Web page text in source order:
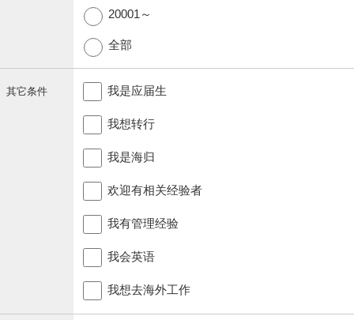
20001～
全部
其它条件 我是应届生
我想转行
我是海归
欢迎有相关经验者
我有管理经验
我会英语
我想去海外工作